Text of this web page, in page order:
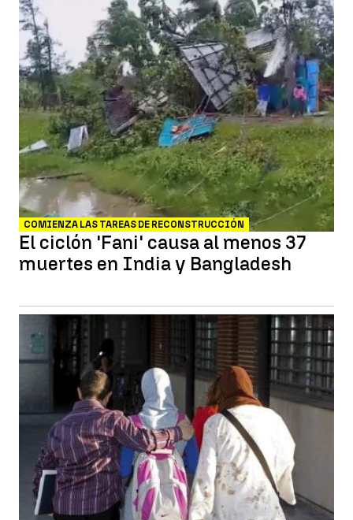
COMIENZA LAS TAREAS DE RECONSTRUCCIÓN
El ciclón 'Fani' causa al menos 37
muertes en India y Bangladesh